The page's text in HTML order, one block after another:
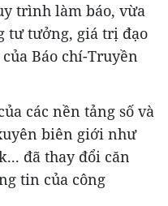
trình làm báo, vừa
tư tưởng, giá trị đạo
Báo chí-Truyền
các nền tảng số và
biên giới như
đã thay đổi căn
tin của công